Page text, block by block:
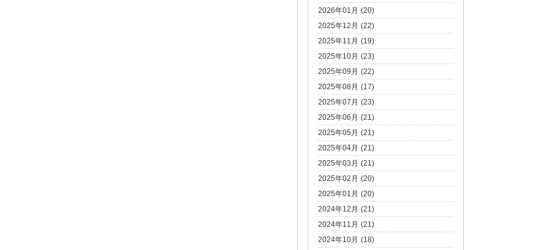
2026年01月 (20)
2025年12月 (22)
2025年11月 (19)
2025年10月 (23)
2025年09月 (22)
2025年08月 (17)
2025年07月 (23)
2025年06月 (21)
2025年05月 (21)
2025年04月 (21)
2025年03月 (21)
2025年02月 (20)
2025年01月 (20)
2024年12月 (21)
2024年11月 (21)
2024年10月 (18)